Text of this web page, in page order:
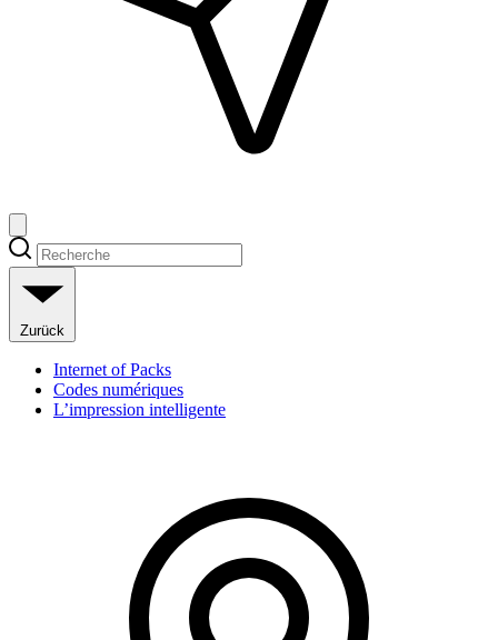
Zurück
Internet of Packs
Codes numériques
L’impression intelligente